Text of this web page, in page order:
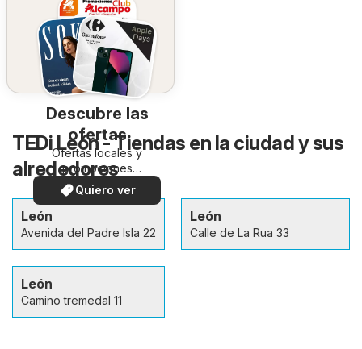
Descubre las
ofertas
Ofertas locales y
promociones
especiales.
Quiero ver
TEDi León - Tiendas en la ciudad y sus
alrededores
León
Avenida del Padre Isla 22
León
Calle de La Rua 33
León
Camino tremedal 11